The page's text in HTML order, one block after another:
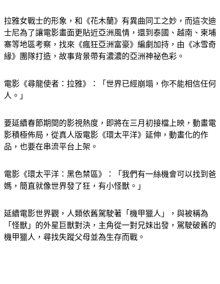
拉雅女戰士的形象，和《花木蘭》有異曲同工之妙，而這次迪
士尼為了讓電影畫面更貼近亞洲風情，還到泰國、越南、柬埔
寨等地區考察，找來《瘋狂亞洲富豪》編劇加持，由《冰雪奇
緣》團隊打造，故事背景帶有濃濃的亞洲神祕色彩。
電影《尋龍使者：拉雅》：「世界已經崩塌，你不能相信任何
人。」
要延續春節期間的影視熱度，即將在三月初接檔上映，動畫電
影積極佈局，從真人版電影《環太平洋》延伸，動畫化的作
品，也要在串流平台上架。
電影《環太平洋：黑色禁區》：「我們有一絲機會可以找到爸
媽，簡直就像世界發了狂，有小怪獸。」
延續電影世界觀，人類依舊駕駛著「機甲獵人」，與被稱為
「怪獸」的外星巨獸對決，主角從一對兄妹出發，駕駛破舊的
機甲獵人，尋找失蹤父母並為生存而戰。